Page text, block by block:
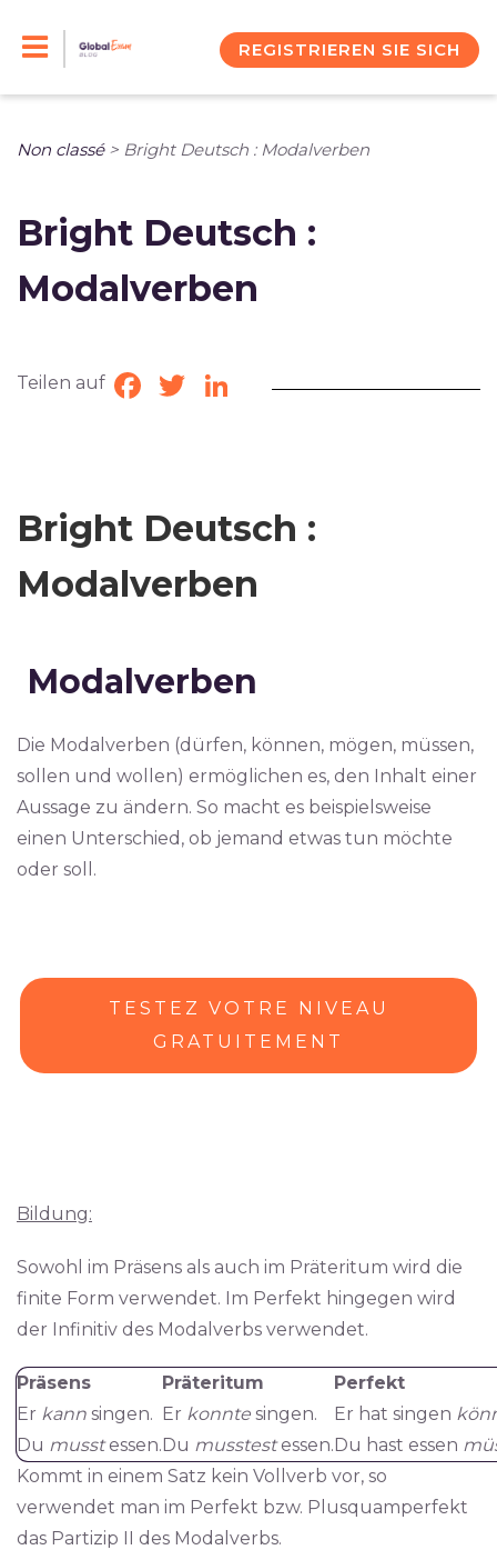
REGISTRIEREN SIE SICH
Non classé> Bright Deutsch : Modalverben
Bright Deutsch :
Modalverben
Teilen auf Facebook
TwitterLinkedIn
Bright Deutsch :
Modalverben
Modalverben
Die Modalverben (dürfen, können, mögen, müssen,
sollen und wollen) ermöglichen es, den Inhalt einer
Aussage zu ändern. So macht es beispielsweise
einen Unterschied, ob jemand etwas tun möchte
oder soll.
TESTEZ VOTRE NIVEAU
GRATUITEMENT
Bildung:
Sowohl im Präsens als auch im Präteritum wird die
finite Form verwendet. Im Perfekt hingegen wird
der Infinitiv des Modalverbs verwendet.
Präsens Präteritum
Perfekt
Er kann singen. Er konnte singen. Er hat singen
Du musstessen.Du musstestessen.Du hast essen
Kommt in einem Satz kein Vollverb vor, so
verwendet man im Perfekt bzw. Plusquamperfekt
das Partizip II des Modalverbs.